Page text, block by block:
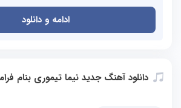
ادامه و دانلود
دانلود آهنگ جدید نیما تیموری بنام